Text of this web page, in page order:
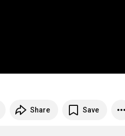
Share Save